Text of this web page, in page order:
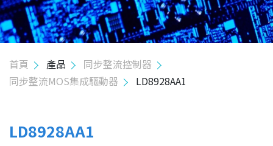
應用
投資人關係
首頁 產品
同步整流控制器
同步整流MOS集成驅動器
LD8928AA1
LD8928AA1